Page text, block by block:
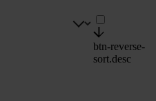
btn-reverse-
sort.desc